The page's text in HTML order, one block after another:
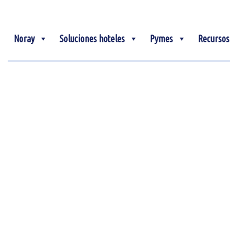
Noray Soluciones hoteles Pymes Recursos